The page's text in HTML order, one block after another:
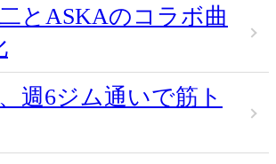
とASKAのコラボ曲
週6ジム通いで筋ト